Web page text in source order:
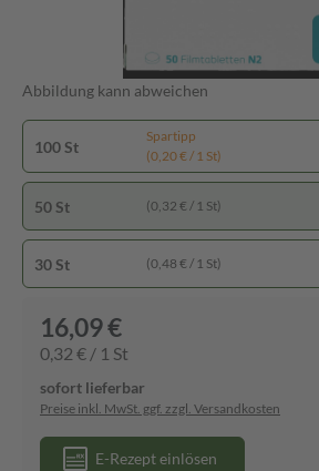
Abbildung kann abweichen
100 St
Spartipp
(0,20 € / 1 St)
50 St (0,32 € / 1 St)
30 St (0,48 € / 1 St)
16,09 €
0,32 € / 1 St
sofort lieferbar
Preise inkl. MwSt. ggf. zzgl. Versandkosten
E-Rezept einlösen